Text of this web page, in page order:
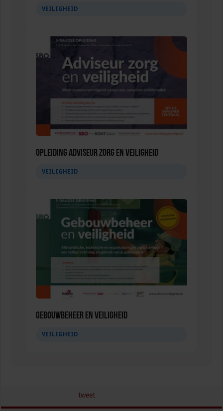
VEILIGHEID
Opleiding Adviseur zorg en veiligheid
VEILIGHEID
Gebouwbeheer en veiligheid
VEILIGHEID
tweet